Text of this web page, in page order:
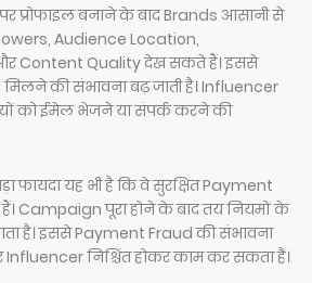
प्रोफाइल बनाने के बाद Brands आसानी से
Audience Location,
Content Quality देख सकते हैं। इससे
की संभावना बढ़ जाती है। Influencer
को ईमेल भेजने या संपर्क करने की
फायदा यह भी है कि वे सुरक्षित Payment
Campaign पूरा होने के बाद तय नियमों के
है। इससे Payment Fraud की संभावना
Influencer निश्चिंत होकर काम कर सकता है।